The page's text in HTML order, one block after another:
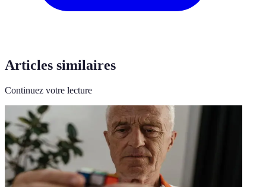
Articles similaires
Continuez votre lecture